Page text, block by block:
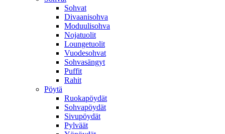
Sohvat
Divaanisohva
Moduulisohva
Nojatuolit
Loungetuolit
Vuodesohvat
Sohvasängyt
Puffit
Rahit
Pöytä
Ruokapöydät
Sohvapöydät
Sivupöydät
Pylväät